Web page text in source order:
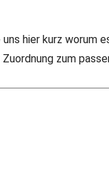
hier kurz worum
zum